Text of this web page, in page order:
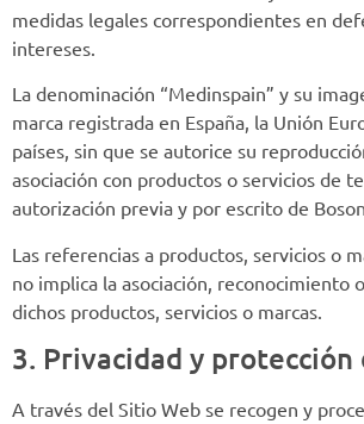
medidas legales correspondientes en
intereses.
La denominación “Medinspain” y su
marca registrada en España, la Unión
países, sin que se autorice su
asociación con productos o servicios de
autorización previa y por escrito de
Las referencias a productos, servicios o
no implica la asociación, reconocimiento
dichos productos, servicios o marcas.
3. Privacidad y protección
A través del Sitio Web se recogen y